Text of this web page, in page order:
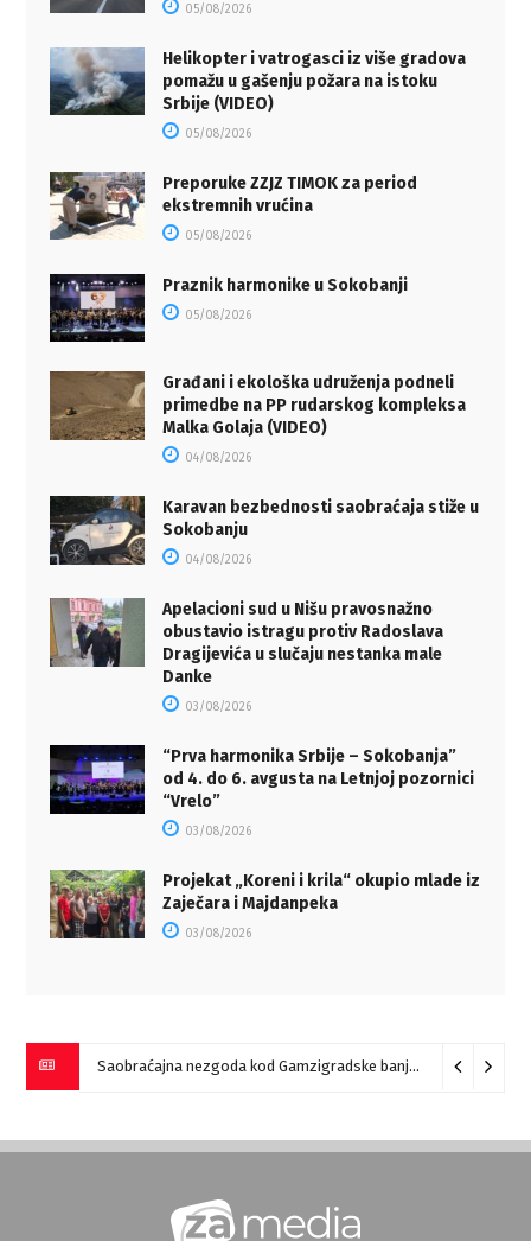
05/08/2026
Helikopter i vatrogasci iz više gradova
pomažu u gašenju požara na istoku
Srbije (VIDEO)
05/08/2026
Preporuke ZZJZ TIMOK za period
ekstremnih vrućina
05/08/2026
Praznik harmonike u Sokobanji
05/08/2026
Građani i ekološka udruženja podneli
primedbe na PP rudarskog kompleksa
Malka Golaja (VIDEO)
04/08/2026
Karavan bezbednosti saobraćaja stiže u
Sokobanju
04/08/2026
Apelacioni sud u Nišu pravosnažno
obustavio istragu protiv Radoslava
Dragijevića u slučaju nestanka male
Danke
03/08/2026
“Prva harmonika Srbije – Sokobanja”
od 4. do 6. avgusta na Letnjoj pozornici
“Vrelo”
03/08/2026
Projekat „Koreni i krila“ okupio mlade iz
Zaječara i Majdanpeka
03/08/2026
Saobraćajna nezgoda kod Gamzigradske banje 05/08/2026